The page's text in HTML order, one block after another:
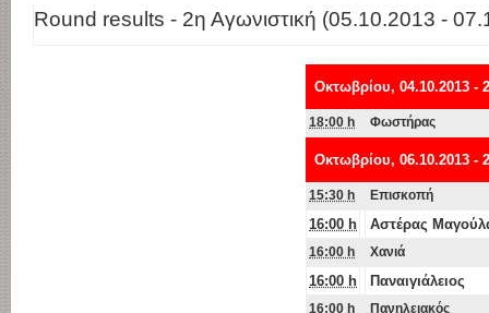
Round results - 2η Αγωνιστική (05.10.2013 -
Οκτωβρίου, 04.10.2013 -
18:00 h Φωστήρας
Οκτωβρίου, 06.10.2013 -
15:30 h Επισκοπή
16:00 h Αστέρας
16:00 h Χανιά
16:00 h Παναιγιάλειος
16:00 h Πανηλειακός